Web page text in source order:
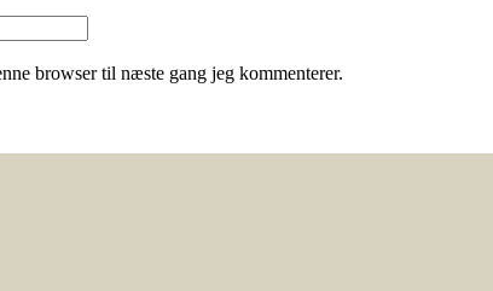
browser til næste gang jeg kommenterer.